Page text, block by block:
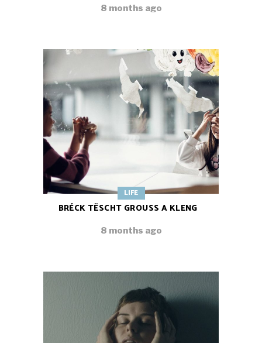
8 months ago
LIFE
BRÉCK TËSCHT GROUSS A KLENG
8 months ago